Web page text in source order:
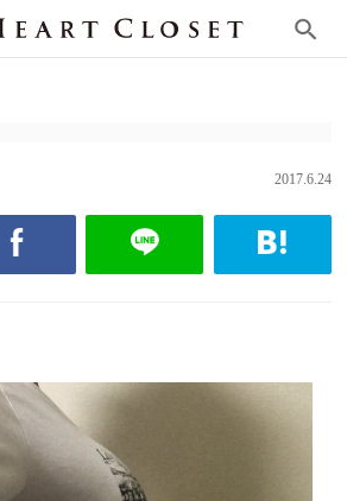
2017.6.24